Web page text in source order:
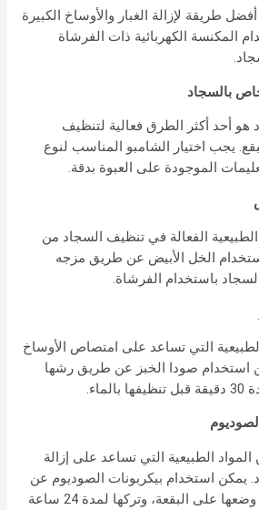
طريقة لإزالة الغبار والأوساخ الكبيرة
المكنسة الكهربائية ذات الفرشاة
هو أحد أكثر الطرق فعالية لتنظيف
يجب اختيار الشامبو المناسب لنوع
الموجودة على العبوة بدقة.
الفعالة في تنظيف السجاد من
الخل الأبيض عن طريق مزجه
باستخدام الفرشاة.
التي تساعد على امتصاص الأوساخ
استخدام صودا الخبز عن طريق رشها
الطبيعية التي تساعد على إزالة
يمكن استخدام بيكربونات الصوديوم عن
طريق مزجها بالماء، ثم وضعها على البقعة، وتركها لمدة 24 ساعة